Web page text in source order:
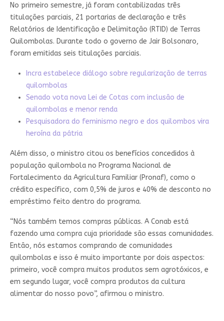
No primeiro semestre, já foram contabilizadas três
titulações parciais, 21 portarias de declaração e três
Relatórios de Identificação e Delimitação (RTID) de Terras
Quilombolas. Durante todo o governo de Jair Bolsonaro,
foram emitidas seis titulações parciais.
Incra estabelece diálogo sobre regularização de terras
quilombolas
Senado vota nova Lei de Cotas com inclusão de
quilombolas e menor renda
Pesquisadora do feminismo negro e dos quilombos vira
heroína da pátria
Além disso, o ministro citou os benefícios concedidos à
população quilombola no Programa Nacional de
Fortalecimento da Agricultura Familiar (Pronaf), como o
crédito específico, com 0,5% de juros e 40% de desconto no
empréstimo feito dentro do programa.
“Nós também temos compras públicas. A Conab está
fazendo uma compra cuja prioridade são essas comunidades.
Então, nós estamos comprando de comunidades
quilombolas e isso é muito importante por dois aspectos:
primeiro, você compra muitos produtos sem agrotóxicos, e
em segundo lugar, você compra produtos da cultura
alimentar do nosso povo”, afirmou o ministro.